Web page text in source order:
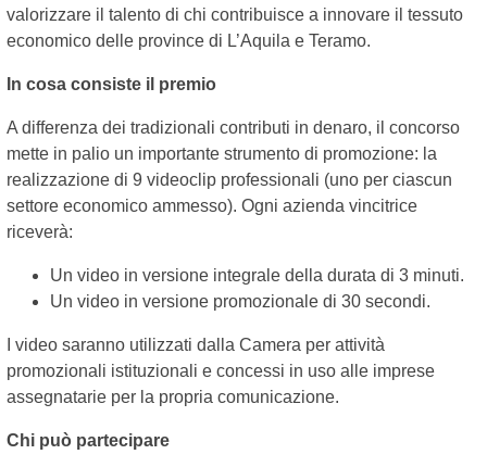
valorizzare il talento di chi contribuisce a innovare il tessuto
economico delle province di L’Aquila e Teramo.
In cosa consiste il premio
A differenza dei tradizionali contributi in denaro, il concorso
mette in palio un importante strumento di promozione: la
realizzazione di 9 videoclip professionali (uno per ciascun
settore economico ammesso). Ogni azienda vincitrice
riceverà:
Un video in versione integrale della durata di 3 minuti.
Un video in versione promozionale di 30 secondi.
I video saranno utilizzati dalla Camera per attività
promozionali istituzionali e concessi in uso alle imprese
assegnatarie per la propria comunicazione.
Chi può partecipare